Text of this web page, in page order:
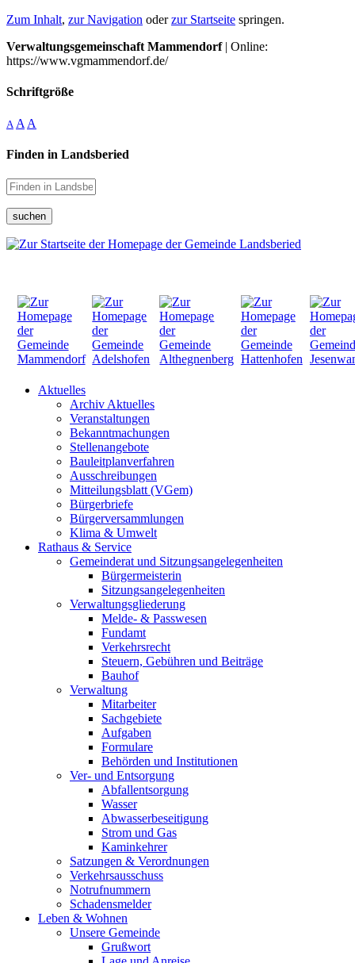
Zum Inhalt, zur Navigation oderzur Startseite springen.
Verwaltungsgemeinschaft Mammendorf| Online:
https://www.vgmammendorf.de/
Schriftgröße
A A A
Finden in Landsberied
suchen
Aktuelles
Archiv Aktuelles
Veranstaltungen
Bekanntmachungen
Stellenangebote
Bauleitplanverfahren
Ausschreibungen
Mitteilungsblatt (VGem)
Bürgerbriefe
Bürgerversammlungen
Klima & Umwelt
Rathaus & Service
Gemeinderat und Sitzungsangelegenheiten
Bürgermeisterin
Sitzungsangelegenheiten
Verwaltungsgliederung
Melde- & Passwesen
Fundamt
Verkehrsrecht
Steuern, Gebühren und Beiträge
Bauhof
Verwaltung
Mitarbeiter
Sachgebiete
Aufgaben
Formulare
Behörden und Institutionen
Ver- und Entsorgung
Abfallentsorgung
Wasser
Abwasserbeseitigung
Strom und Gas
Kaminkehrer
Satzungen & Verordnungen
Verkehrsausschuss
Notrufnummern
Schadensmelder
Leben & Wohnen
Unsere Gemeinde
Grußwort